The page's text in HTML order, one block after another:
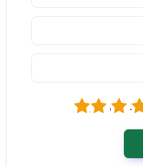
4
3
2
1